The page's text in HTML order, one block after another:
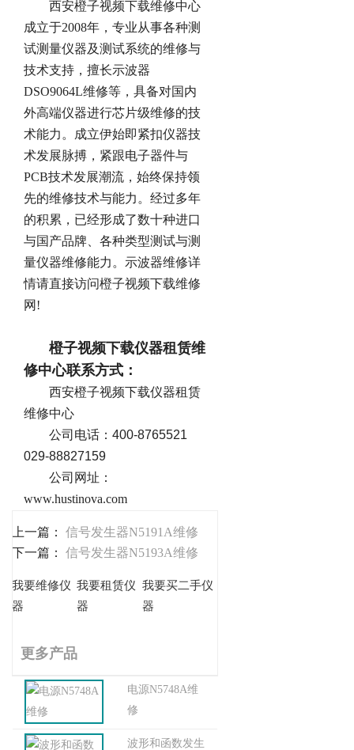
西安橙子视频下载维修中心
成立于2008年，专业从事各种测
试测量仪器及测试系统的维修与
技术支持，擅长示波器
DSO9064L维修等，具备对国内
外高端仪器进行芯片级维修的技
术能力。成立伊始即紧扣仪器技
术发展脉搏，紧跟电子器件与
PCB技术发展潮流，始终保持领
先的维修技术与能力。经过多年
的积累，已经形成了数十种进口
与国产品牌、各种类型测试与测
量仪器维修能力。示波器维修详
情请直接访问橙子视频下载维修
网!
橙子视频下载仪器租赁维
修中心联系方式：
西安橙子视频下载仪器租赁
维修中心
公司电话：400-8765521
029-88827159
公司网址：
www.hustinova.com
上一篇： 信号发生器N5191A维修
下一篇： 信号发生器N5193A维修
我要维修仪
器
我要租赁仪
器
我要买二手仪
器
更多产品
电源N5748A维
修
波形和函数发生